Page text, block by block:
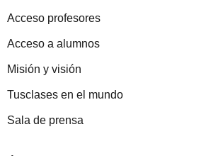
Acceso profesores
Acceso a alumnos
Misión y visión
Tusclases en el mundo
Sala de prensa